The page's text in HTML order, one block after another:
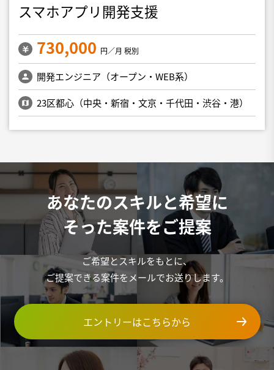
スマホアプリ開発支援
730,000 円／月 税別
開発エンジニア（オープン・WEB系）
23区都心（中央・新宿・文京・千代田・渋谷・港）
あなたのスキルと希望に
そった案件をご提案
ご希望とスキルをもとに、
ご提案できる案件をメールでお送りします。
エントリーはこちらから